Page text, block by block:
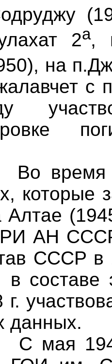
2а,
на
с
Во время
которые
Алтае (
АН
СССР в
в
г.
данных.
С мая